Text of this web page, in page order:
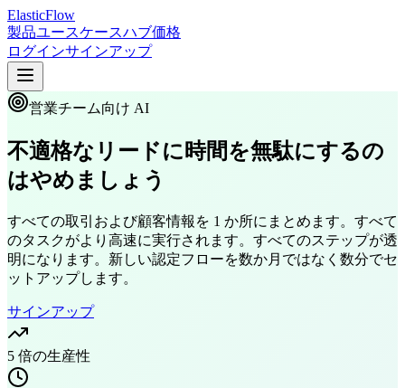
ElasticFlow
製品ユースケースハブ価格
ログインサインアップ
営業チーム向け AI
不適格なリードに時間を無駄にするの
はやめましょう
すべての取引および顧客情報を 1 か所にまとめます。すべて
のタスクがより高速に実行されます。すべてのステップが透
明になります。新しい認定フローを数か月ではなく数分でセ
ットアップします。
サインアップ
5 倍の生産性